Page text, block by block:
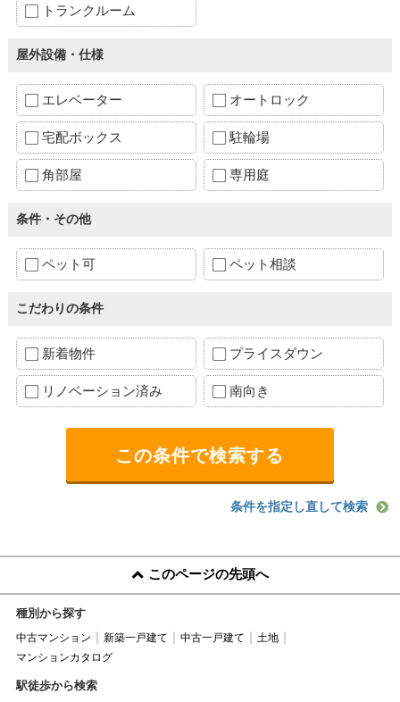
トランクルーム
屋外設備・仕様
エレベーター オートロック
宅配ボックス 駐輪場
角部屋 専用庭
条件・その他
ペット可 ペット相談
こだわりの条件
新着物件 プライスダウン
リノベーション済み 南向き
条件を指定し直して検索
このページの先頭へ
種別から探す
中古マンション 新築一戸建て 中古一戸建て
土地
マンションカタログ
駅徒歩から検索